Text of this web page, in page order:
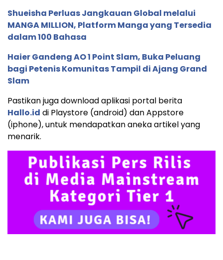
Shueisha Perluas Jangkauan Global melalui
MANGA MILLION, Platform Manga yang Tersedia
dalam 100 Bahasa
Haier Gandeng AO 1 Point Slam, Buka Peluang
bagi Petenis Komunitas Tampil di Ajang Grand
Slam
Pastikan juga download aplikasi portal berita
Hallo.id di Playstore (android) dan Appstore
(iphone), untuk mendapatkan aneka artikel yang
menarik.